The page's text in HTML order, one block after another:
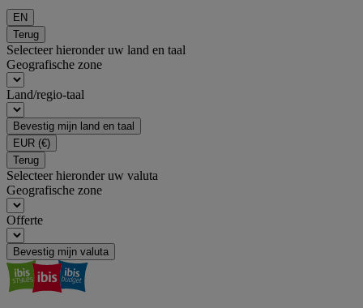
EN
Terug
Selecteer hieronder uw land en taal
Geografische zone
Land/regio-taal
Bevestig mijn land en taal
EUR (€)
Terug
Selecteer hieronder uw valuta
Geografische zone
Offerte
Bevestig mijn valuta